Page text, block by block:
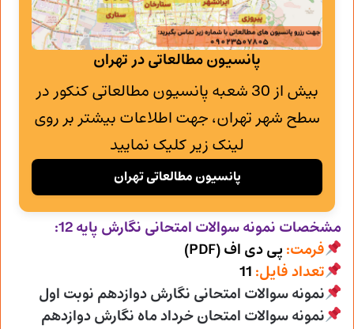
پانسیون مطالعاتی در تهران
بیش از 30 شعبه پانسیون مطالعاتی کنکور در
سطح شهر تهران، جهت اطلاعات بیشتر بر روی
لینک زیر کلیک نمایید
پانسیون مطالعاتی تهران
مشخصات نمونه سوالات امتحانی نگارش پایه 12:
فرمت: پی دی اف (PDF)
تعداد فایل: 11
نمونه سوالات امتحانی نگارش دوازدهم نوبت اول
نمونه سوالات امتحان خرداد ماه نگارش دوازدهم